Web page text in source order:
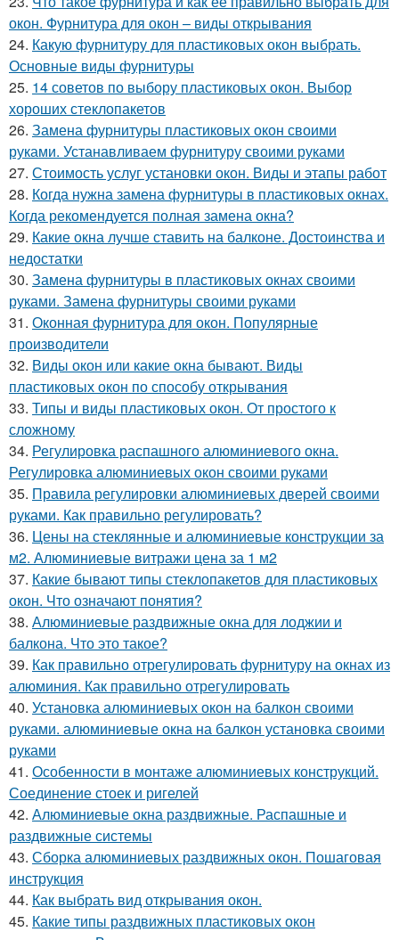
окон. Фурнитура для окон – виды открывания
24. Какую фурнитуру для пластиковых окон выбрать.
Основные виды фурнитуры
25. 14 советов по выбору пластиковых окон. Выбор
хороших стеклопакетов
26. Замена фурнитуры пластиковых окон своими
руками. Устанавливаем фурнитуру своими руками
27. Стоимость услуг установки окон. Виды и этапы работ
28. Когда нужна замена фурнитуры в пластиковых окнах.
Когда рекомендуется полная замена окна?
29. Какие окна лучше ставить на балконе. Достоинства и
недостатки
30. Замена фурнитуры в пластиковых окнах своими
руками. Замена фурнитуры своими руками
31. Оконная фурнитура для окон. Популярные
производители
32. Виды окон или какие окна бывают. Виды
пластиковых окон по способу открывания
33. Типы и виды пластиковых окон. От простого к
сложному
34. Регулировка распашного алюминиевого окна.
Регулировка алюминиевых окон своими руками
35. Правила регулировки алюминиевых дверей своими
руками. Как правильно регулировать?
36. Цены на стеклянные и алюминиевые конструкции за
м2. Алюминиевые витражи цена за 1 м2
37. Какие бывают типы стеклопакетов для пластиковых
окон. Что означают понятия?
38. Алюминиевые раздвижные окна для лоджии и
балкона. Что это такое?
39. Как правильно отрегулировать фурнитуру на окнах из
алюминия. Как правильно отрегулировать
40. Установка алюминиевых окон на балкон своими
руками. алюминиевые окна на балкон установка своими
руками
41. Особенности в монтаже алюминиевых конструкций.
Соединение стоек и ригелей
42. Алюминиевые окна раздвижные. Распашные и
раздвижные системы
43. Сборка алюминиевых раздвижных окон. Пошаговая
инструкция
44. Как выбрать вид открывания окон.
45. Какие типы раздвижных пластиковых окон